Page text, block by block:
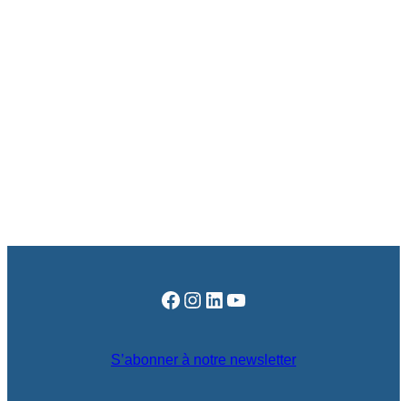
Facebook
Instagram
LinkedIn
YouTube
S’abonner à notre newsletter